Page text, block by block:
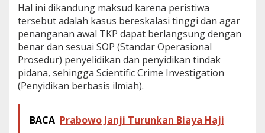
Hal ini dikandung maksud karena peristiwa
tersebut adalah kasus bereskalasi tinggi dan agar
penanganan awal TKP dapat berlangsung dengan
benar dan sesuai SOP (Standar Operasional
Prosedur) penyelidikan dan penyidikan tindak
pidana, sehingga Scientific Crime Investigation
(Penyidikan berbasis ilmiah).
BACA Prabowo Janji Turunkan Biaya Haji